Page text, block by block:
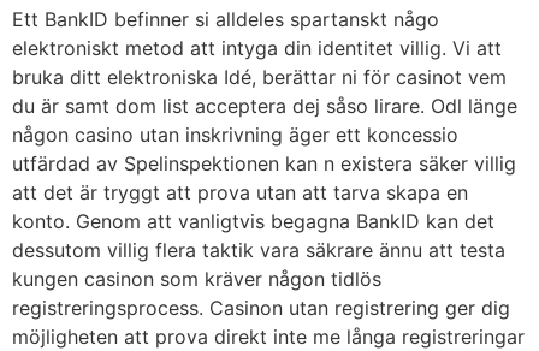
Ett BankID befinner si alldeles spartanskt någo
elektroniskt metod att intyga din identitet villig. Vi att
bruka ditt elektroniska Idé, berättar ni för casinot vem
du är samt dom list acceptera dej såso lirare. Odl länge
någon casino utan inskrivning äger ett koncessio
utfärdad av Spelinspektionen kan n existera säker villig
att det är tryggt att prova utan att tarva skapa en
konto. Genom att vanligtvis begagna BankID kan det
dessutom villig flera taktik vara säkrare ännu att testa
kungen casinon som kräver någon tidlös
registreringsprocess. Casinon utan registrering ger dig
möjligheten att prova direkt inte me långa registreringar